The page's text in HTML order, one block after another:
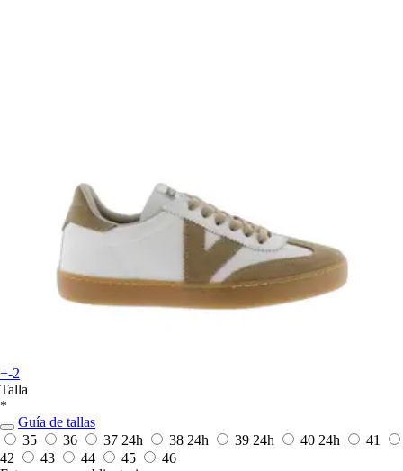
+-2
Talla
*
Guía de tallas
35
36 37 24h 38 24h 39 24h 40 24h
41
42
43 44 45
46